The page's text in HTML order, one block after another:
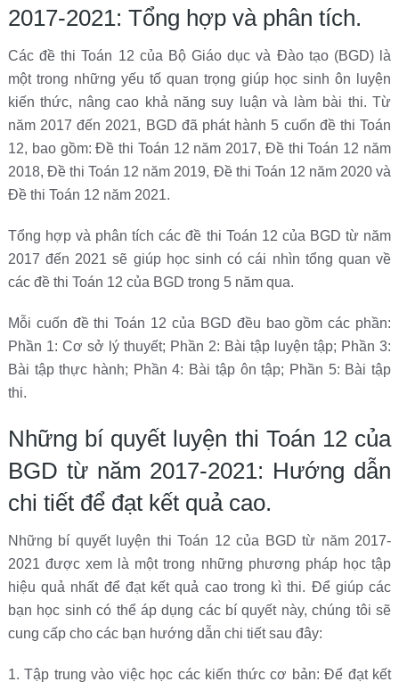
2017-2021: Tổng hợp và phân tích.
Các đề thi Toán 12 của Bộ Giáo dục và Đào tạo (BGD) là
một trong những yếu tố quan trọng giúp học sinh ôn luyện
kiến thức, nâng cao khả năng suy luận và làm bài thi. Từ
năm 2017 đến 2021, BGD đã phát hành 5 cuốn đề thi Toán
12, bao gồm: Đề thi Toán 12 năm 2017, Đề thi Toán 12 năm
2018, Đề thi Toán 12 năm 2019, Đề thi Toán 12 năm 2020 và
Đề thi Toán 12 năm 2021.
Tổng hợp và phân tích các đề thi Toán 12 của BGD từ năm
2017 đến 2021 sẽ giúp học sinh có cái nhìn tổng quan về
các đề thi Toán 12 của BGD trong 5 năm qua.
Mỗi cuốn đề thi Toán 12 của BGD đều bao gồm các phần:
Phần 1: Cơ sở lý thuyết; Phần 2: Bài tập luyện tập; Phần 3:
Bài tập thực hành; Phần 4: Bài tập ôn tập; Phần 5: Bài tập
thi.
Những bí quyết luyện thi Toán 12 của
BGD từ năm 2017-2021: Hướng dẫn
chi tiết để đạt kết quả cao.
Những bí quyết luyện thi Toán 12 của BGD từ năm 2017-
2021 được xem là một trong những phương pháp học tập
hiệu quả nhất để đạt kết quả cao trong kì thi. Để giúp các
bạn học sinh có thể áp dụng các bí quyết này, chúng tôi sẽ
cung cấp cho các bạn hướng dẫn chi tiết sau đây:
1. Tập trung vào việc học các kiến thức cơ bản: Để đạt kết